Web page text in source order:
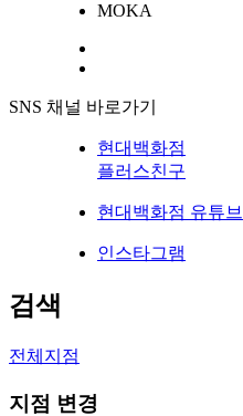
MOKA
SNS 채널 바로가기
현대백화점
플러스친구
현대백화점 유튜브
인스타그램
검색
전체지점
지점 변경